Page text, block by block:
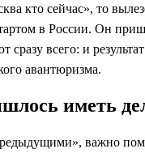
кто сейчас», то
в России. Он
сразу всего: и
авантюризма.
иметь
важно